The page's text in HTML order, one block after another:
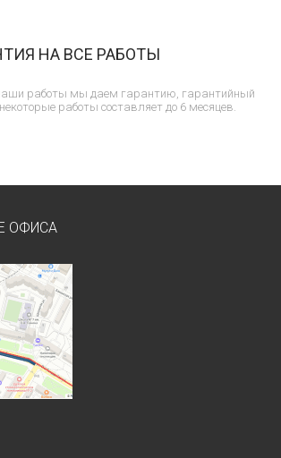
НА ВСЕ РАБОТЫ
работы мы даем гарантию, гарантийный
работы составляет до 6 месяцев.
ОФИСА